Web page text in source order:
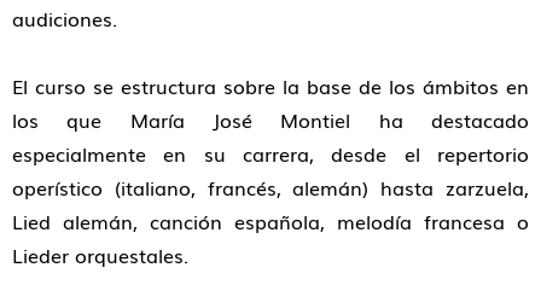
audiciones.
El curso se estructura sobre la base de los ámbitos en
los que María José Montiel ha destacado
especialmente en su carrera, desde el repertorio
operístico (italiano, francés, alemán) hasta zarzuela,
Lied alemán, canción española, melodía francesa o
Lieder orquestales.